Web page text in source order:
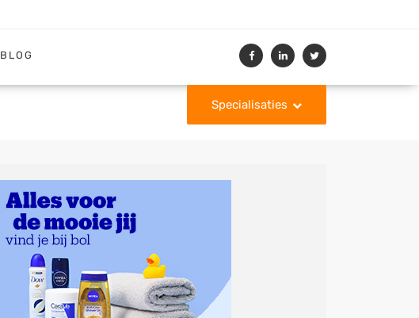
BLOG
Specialisaties